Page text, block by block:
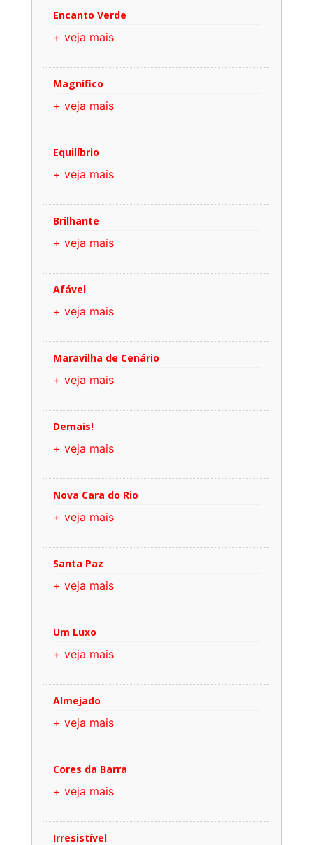
Encanto Verde
+ veja mais
Magnífico
+ veja mais
Equilíbrio
+ veja mais
Brilhante
+ veja mais
Afável
+ veja mais
Maravilha de Cenário
+ veja mais
Demais!
+ veja mais
Nova Cara do Rio
+ veja mais
Santa Paz
+ veja mais
Um Luxo
+ veja mais
Almejado
+ veja mais
Cores da Barra
+ veja mais
Irresistível